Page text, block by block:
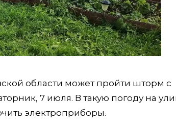
области может пройти шторм с
7 июля. В такую погоду на
электроприборы.